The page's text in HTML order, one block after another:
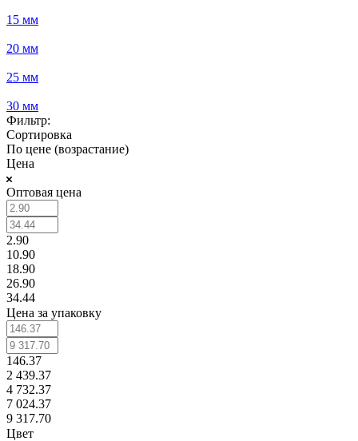
15 мм
20 мм
25 мм
30 мм
Фильтр:
Сортировка
По цене (возрастание)
Цена
Оптовая цена
2.90
10.90
18.90
26.90
34.44
Цена за упаковку
146.37
2 439.37
4 732.37
7 024.37
9 317.70
Цвет